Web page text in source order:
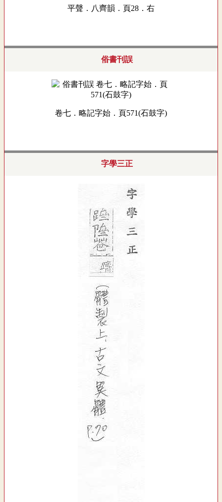
平聲．八齊韻．頁28．右
俗書刊誤
卷七．略記字始．頁571(石鼓字)
字學三正